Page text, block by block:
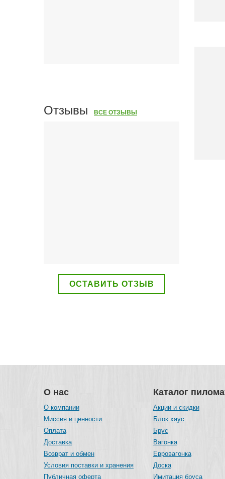
Отзывы ВСЕ ОТЗЫВЫ
ОСТАВИТЬ ОТЗЫВ
О нас
О компании
Миссия и ценности
Оплата
Доставка
Возврат и обмен
Условия поставки и хранения
Публичная оферта
Каталог
Акции и скидки
Блок хаус
Брус
Вагонка
Евровагонка
Доска
Имитация бруса